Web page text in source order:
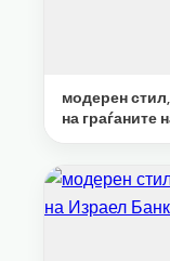
модерен
на граѓаните